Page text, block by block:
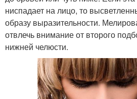
ниспадает на лицо, то
образу выразительности.
отвлечь внимание от второго
нижней челюсти.